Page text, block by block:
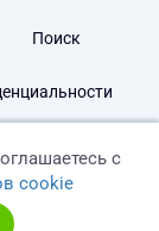
Поиск
с
cookie